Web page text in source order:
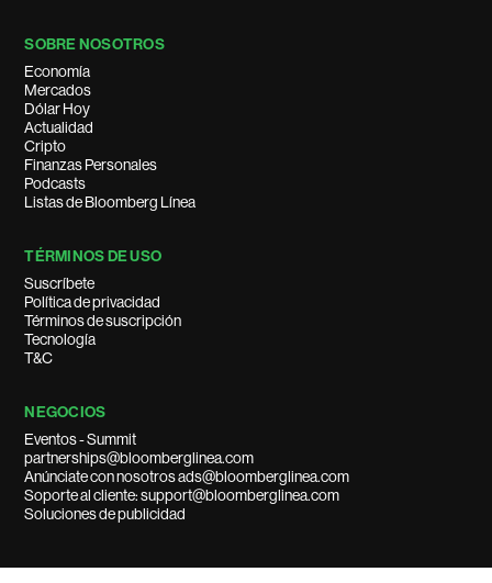
SOBRE NOSOTROS
Economía
Mercados
Dólar Hoy
Actualidad
Cripto
Finanzas Personales
Podcasts
Listas de Bloomberg Línea
TÉRMINOS DE USO
Suscríbete
Política de privacidad
Términos de suscripción
Tecnología
T&C
NEGOCIOS
Eventos - Summit
partnerships@bloomberglinea.com
Anúnciate con nosotros ads@bloomberglinea.com
Soporte al cliente: support@bloomberglinea.com
Soluciones de publicidad